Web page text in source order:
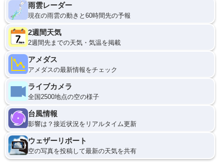
雨雲レーダー
現在の雨雲の動きと60時間先の予報
2週間天気
2週間先までの天気・気温を掲載
アメダス
アメダスの最新情報をチェック
ライブカメラ
全国2500地点の空の様子
台風情報
影響は？接近状況をリアルタイム更新
ウェザーリポート
空の写真を投稿して最新の天気を共有